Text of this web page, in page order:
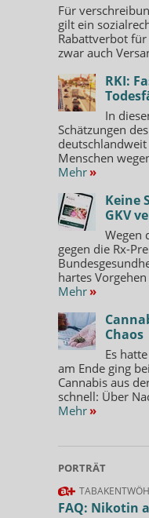
Für
gilt ein
Rabattverbot
zwar auch
RKI:
In
Schätzungen
Menschen
Mehr »
Keine
GKV
Wegen
gegen die Rx-
hartes
Mehr »
Chaos
Es
am Ende ging
Cannabis aus
schnell: Über
Mehr »
PORTRÄT
FAQ: Nikotin